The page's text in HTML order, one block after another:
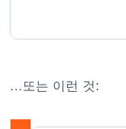
…또는 이런 것: